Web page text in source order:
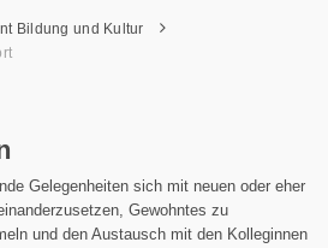
Bildung und Kultur
Gelegenheiten sich mit neuen oder eher
Gewohntes zu
und den Austausch mit den Kolleginnen